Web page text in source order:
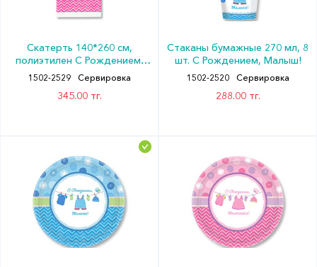
Скатерть 140*260 см,
полиэтилен С Рождением,
Малышка!
1502-2529 Сервировка
345.00 тг.
Стаканы бумажные 270 мл, 8
шт. С Рождением, Малыш!
1502-2520 Сервировка
288.00 тг.